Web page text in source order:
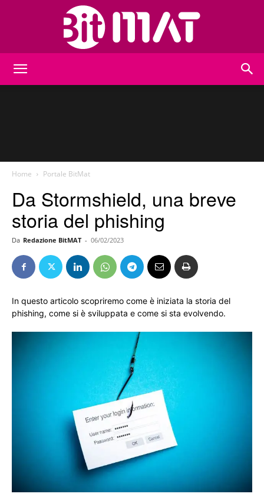
Home Portale BitMat
Da Stormshield, una breve
storia del phishing
Da Redazione BitMAT - 06/02/2023
In questo articolo scopriremo come è iniziata la storia del
phishing, come si è sviluppata e come si sta evolvendo.